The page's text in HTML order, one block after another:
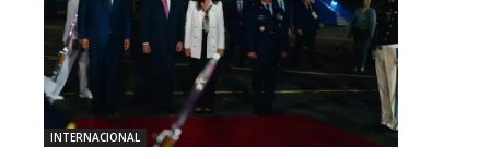
INTERNACIONAL